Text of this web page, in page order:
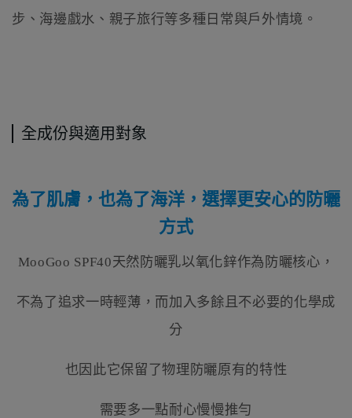
步、海邊戲水、親子旅行等多種日常與戶外情境。
全成份與適用對象
為了肌膚，也為了海洋，選擇更安心的防曬
方式
MooGoo SPF40天然防曬乳以氧化鋅作為防曬核心，
不為了追求一時輕薄，而加入多餘且不必要的化學成
分
也因此它保留了物理防曬原有的特性
需要多一點耐心慢慢推勻